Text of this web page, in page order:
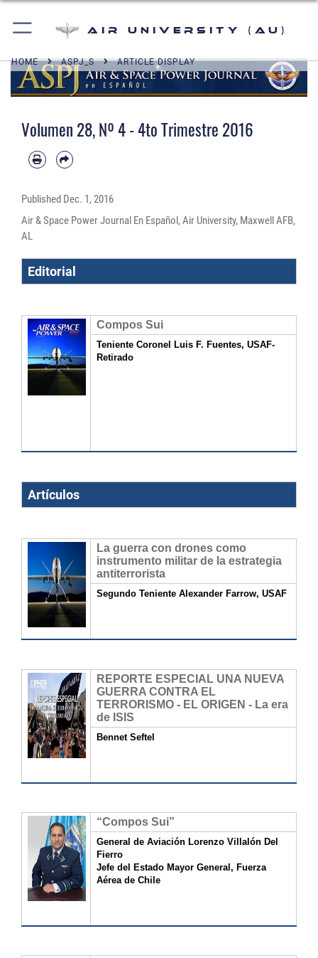
Air University (AU)
HOME ASPJ_S ARTICLE DISPLAY
Volumen 28, Nº 4 - 4to Trimestre 2016
Published Dec. 1, 2016
Air & Space Power Journal En Español, Air University, Maxwell AFB,
AL
Editorial
Compos Sui
Teniente Coronel Luis F. Fuentes, USAF-
Retirado
Artículos
La guerra con drones como
instrumento militar de la estrategia
antiterrorista
Segundo Teniente Alexander Farrow, USAF
REPORTE ESPECIAL UNA NUEVA
GUERRA CONTRA EL
TERRORISMO - EL ORIGEN - La era
de ISIS
Bennet Seftel
“Compos Sui”
General de Aviación Lorenzo Villalón Del
Fierro
Jefe del Estado Mayor General, Fuerza
Aérea de Chile